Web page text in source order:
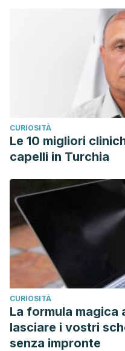
CURIOSITÀ
Le 10 migliori
capelli in Turchia
CURIOSITÀ
La formula magica
lasciare i vostri
senza impronte